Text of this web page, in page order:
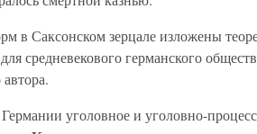
в Саксонском зерцале изложены
средневекового германского
уголовное и уголовно-